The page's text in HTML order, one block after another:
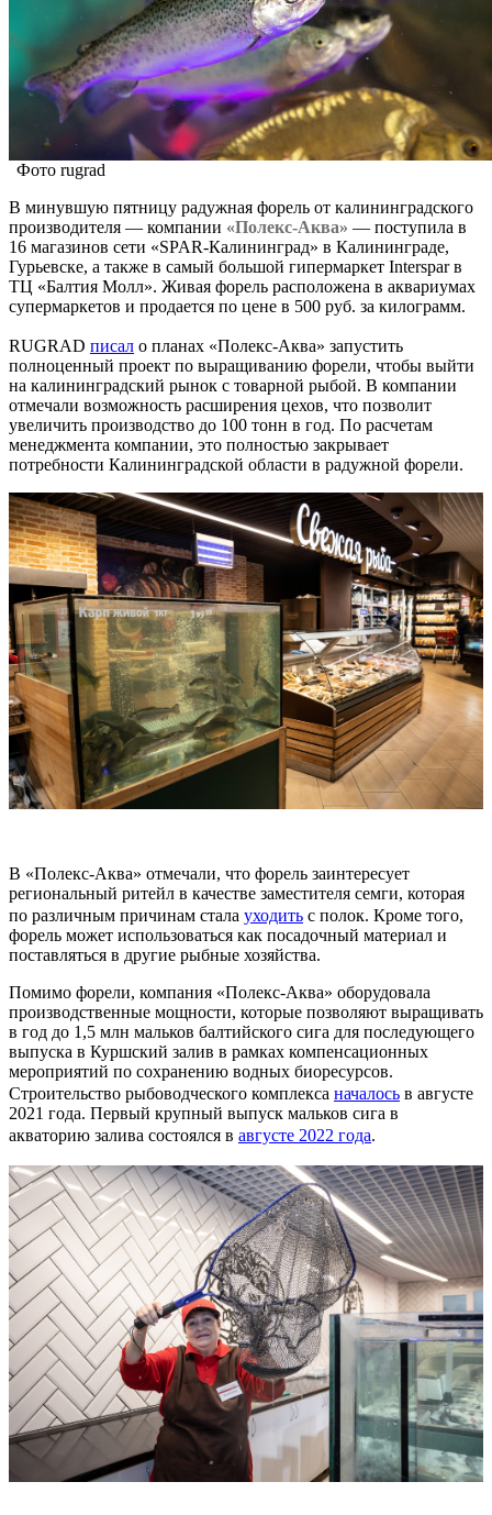
Фото rugrad
В минувшую пятницу радужная форель от калининградского
производителя — компании «Полекс-Аква» — поступила в
16 магазинов сети «SPAR-Калининград» в Калининграде,
Гурьевске, а также в самый большой гипермаркет Interspar в
ТЦ «Балтия Молл». Живая форель расположена в аквариумах
супермаркетов и продается по цене в 500 руб. за килограмм.
RUGRAD писал о планах «Полекс-Аква» запустить
полноценный проект по выращиванию форели, чтобы выйти
на калининградский рынок с товарной рыбой. В компании
отмечали возможность расширения цехов, что позволит
увеличить производство до 100 тонн в год. По расчетам
менеджмента компании, это полностью закрывает
потребности Калининградской области в радужной форели.
В «Полекс-Аква» отмечали, что форель заинтересует
региональный ритейл в качестве заместителя семги, которая
по различным причинам стала уходить с полок. Кроме того,
форель может использоваться как посадочный материал и
поставляться в другие рыбные хозяйства.
Помимо форели, компания «Полекс-Аква» оборудовала
производственные мощности, которые позволяют выращивать
в год до 1,5 млн мальков балтийского сига для последующего
выпуска в Куршский залив в рамках компенсационных
мероприятий по сохранению водных биоресурсов.
Строительство рыбоводческого комплекса началось в августе
2021 года. Первый крупный выпуск мальков сига в
акваторию залива состоялся в августе 2022 года.